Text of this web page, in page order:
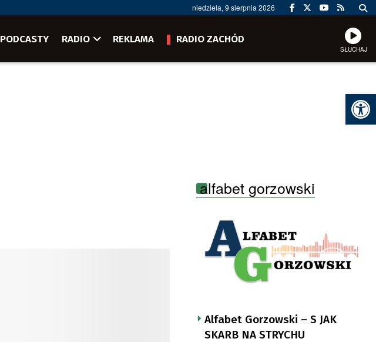
niedziela, 9 sierpnia 2026
PODCASTY RADIO REKLAMA RADIO ZACHÓD
SŁUCHAJ
alfabet gorzowski
Alfabet Gorzowski – S JAK
SKARB NA STRYCHU